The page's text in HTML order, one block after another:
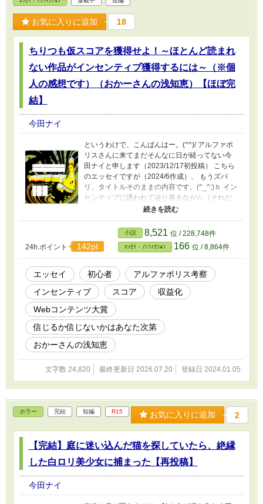
エールも貰ってた！！！ もやは誰も読む人な
どいないと思ってましたが、お読み頂き誠にあ
りがとうございます。(-人-) ※懸賞情報はもの
でご確認下さいませ。(-人-) ※懸賞関連よもやま
話主体で投稿しますので、懸賞情報はオマケレ
ベルになります。 ※月一更新、あっという間に
挫折して不定期更新です。 ----------------------------
え、 さすがにコレをライト文芸大賞に出そうと
生成AI不使用です。 本作品はアルファポリスオ
ンリーです。
お気に入りに追加 18
ちりつも仮スコアを獲得せよ！～ほとんど読まれ
ない作品がインセンティブ獲得するには～（※個
人の感想です）（おかーさんの浅知恵）【ほぼ完
結】
今田ナイ
というわけで、こんばんはー。(^^)/ アルファポ
リスさんに来てまだそんなに日が経ってない今
田ナイと申します（2023/12/17初投稿） こちら
のエッセイですが（2024/6作成）、 もうズバ
リ、タイトルそのままの内容です。(^_^;)ｂ イン
センティブに誘われて辿り着きながら（それだ
けじゃないですがｗ）、 どういう仕組みでイン
センティブが付くのかいまひとつ分からないま
ま投稿を続けておりましたが、 半年間の観察を
行った結果、個人的におかーさんがそう【思い
込んでいる】という ひとつの結論に至りました
ので、ここにまとめさせて頂きました。 信じる
も信じないもあなた次第ということで、 話半分
で暇つぶしにでもお読み頂ければ幸いです。(-
人-) 表紙絵は荒川図像さんよりお借りしまし
た。(-人-) https://x.com/Arkw_image
No.18『GO TO □任意の言葉□』 ※たまに覗く
とお気に入りが増えていたりします。ありがと
うございます。(-人-) ※たまに覗くといいねが増
えてました。ありがとうございます。(-人-) ※た
す。(-人-) ---------------- ※たまに眺めて内容を更
って頂けるとありがたいです。 ※内容としては
完結しているんですが、半年毎の確定スコアを
公開しているので更新があります。 ----------------
本作品は生成AI不使用です。 本作品はアルファ
ポリスオンリーです。
24h.ポイント 142pt
小説 8,521 位 / 228,748件
ｴｯｾｲ・ﾉﾝﾌｨｸｼｮﾝ 166 位 / 8,864件
エッセイ 初心者
アルファポリス考察
インセンティブ
スコア
収益化
Webコンテンツ大賞
信じるか信じないかはあなた次第
おかーさんの浅知恵
文字数 24,820 最終更新日 2026.07.20 登録日 2024.01.05
ホラー 完結 短編 R15 お気に入りに追加 2
【完結】庭に迷い込んだ猫を探していたら、絶縁
した白ロリ美少女に捕まった【再投稿】
今田ナイ